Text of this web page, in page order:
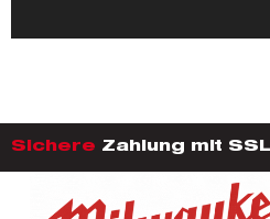
Sichere Zahlung mit SSL